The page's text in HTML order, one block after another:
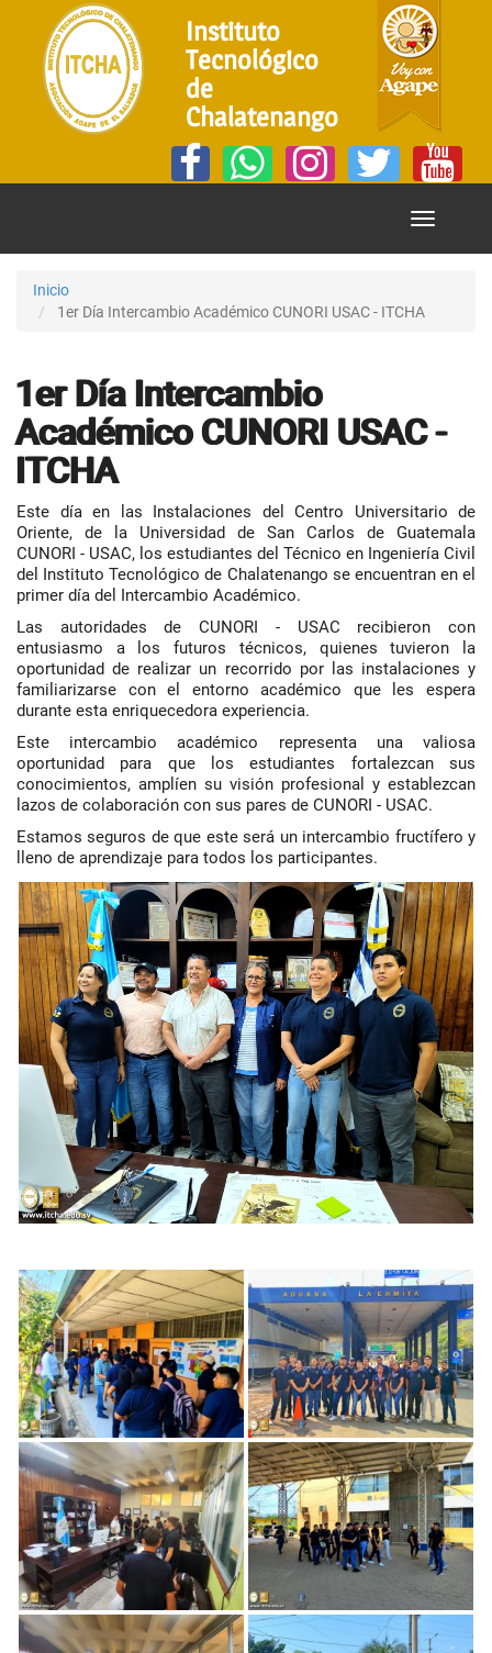
Instituto
Tecnológico
de
Chalatenango
Mostrar
Inicio
1er Día Intercambio Académico CUNORI USAC - ITCHA
1er Día Intercambio
Académico CUNORI USAC -
ITCHA
Este día en las Instalaciones del Centro Universitario de
Oriente, de la Universidad de San Carlos de Guatemala
CUNORI - USAC, los estudiantes del Técnico en Ingeniería Civil
del Instituto Tecnológico de Chalatenango se encuentran en el
primer día del Intercambio Académico.
Las autoridades de CUNORI - USAC recibieron con
entusiasmo a los futuros técnicos, quienes tuvieron la
oportunidad de realizar un recorrido por las instalaciones y
familiarizarse con el entorno académico que les espera
durante esta enriquecedora experiencia.
Este intercambio académico representa una valiosa
oportunidad para que los estudiantes fortalezcan sus
conocimientos, amplíen su visión profesional y establezcan
lazos de colaboración con sus pares de CUNORI - USAC.
Estamos seguros de que este será un intercambio fructífero y
lleno de aprendizaje para todos los participantes.